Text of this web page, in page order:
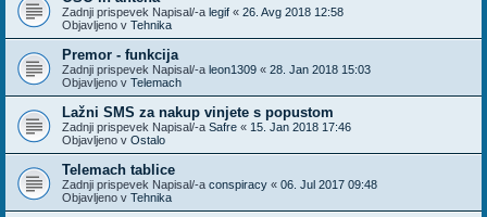
Zadnji prispevek Napisal/-a legif « 26. Avg 2018 12:58
Objavljeno v Tehnika
Premor - funkcija
Zadnji prispevek Napisal/-a leon1309 « 28. Jan 2018 15:03
Objavljeno v Telemach
Lažni SMS za nakup vinjete s popustom
Zadnji prispevek Napisal/-a Safre « 15. Jan 2018 17:46
Objavljeno v Ostalo
Telemach tablice
Zadnji prispevek Napisal/-a conspiracy « 06. Jul 2017 09:48
Objavljeno v Tehnika